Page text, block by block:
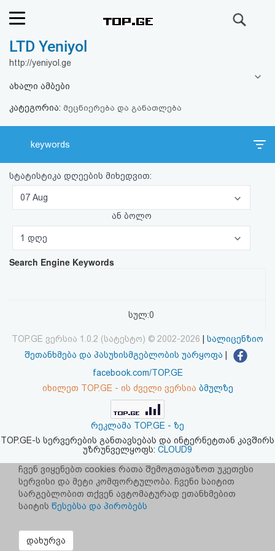
რეიტინგი
ფოსტა
კითხვა-
პასუხი
ავტორიზაცია
რეგისტრაცია
პაროლის
კოდი
შეთანხმება
პასუხისმგებლობის
უარყოფა
LTD Yeniyol
http://yeniyol.ge
ახალი ამბები
კატეგორია: მეცნიერება და განათლება
keywords
სტატისტიკა დღეების მიხედვით:
07 Aug
ან ბოლო
1 დღე
Search Engine Keywords
სულ:0
TOP.GE ვერსია 1.0.2 (სატესტო) © 2002-2026
სალიცენზიო
შეთანხმება და პასუხისმგებლობის უარყოფა
facebook.com/TOP.GE
იხილეთ TOP.GE - ის ძველი ვერსია ბმულზე
რეკლამა TOP.GE - ზე
TOP.GE-ს სერვერების განთავსებას და ინტერნეტთან კავშირს
უზრუნველყოფს: CLOUD9
ჩვენ ვიყენებთ cookies რათა შემოგთავაზოთ უკეთესი
სერვისი და მეტი კომფორტულობა. ჩვენი საიტით
სარგებლობით თქვენ ავტომატურად ეთანხმებით
საიტის წესებსა და პირობებს
დახურვა